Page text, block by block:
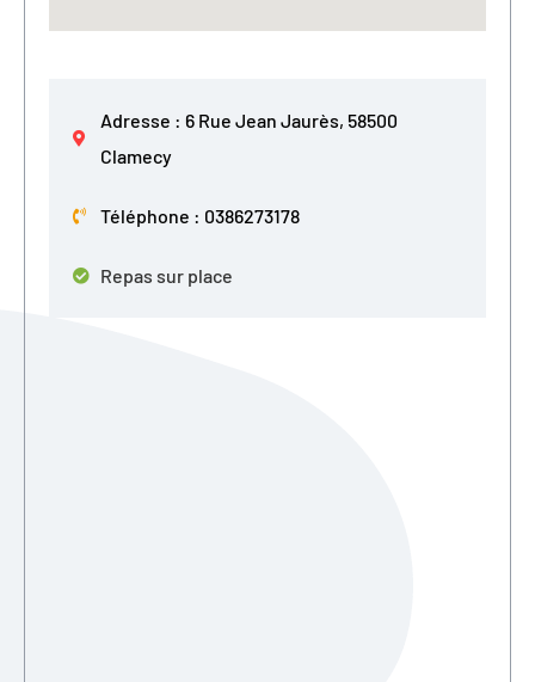
Adresse : 6 Rue Jean Jaurès, 58500
Clamecy
Téléphone : 0386273178
Repas sur place